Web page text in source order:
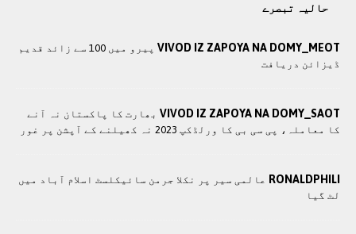
حالیہ تبصرے
VIVOD IZ ZAPOYA NA DOMY_MEOT
پیرو میں 100 سے زائد قدیم
ڈیزائن دریافت
VIVOD IZ ZAPOYA NA DOMY_SAOT بھارت کا پاکستان نہ آنے
کا معاملہ، پی سی بی کا ورلڈکپ 2023 نہ کھیلنے کے آپشن پر غور
RONALDPHILI عالمی سیر پر نکلا جرمن سائیکلسٹ اسلام آباد میں
لٹ گیا